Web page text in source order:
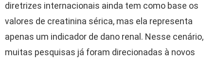
diretrizes internacionais ainda tem como base os
valores de creatinina sérica, mas ela representa
apenas um indicador de dano renal. Nesse cenário,
muitas pesquisas já foram direcionadas à novos